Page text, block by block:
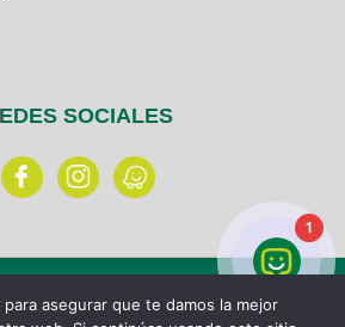
SOCIALES
asegurar que te damos la mejor
1